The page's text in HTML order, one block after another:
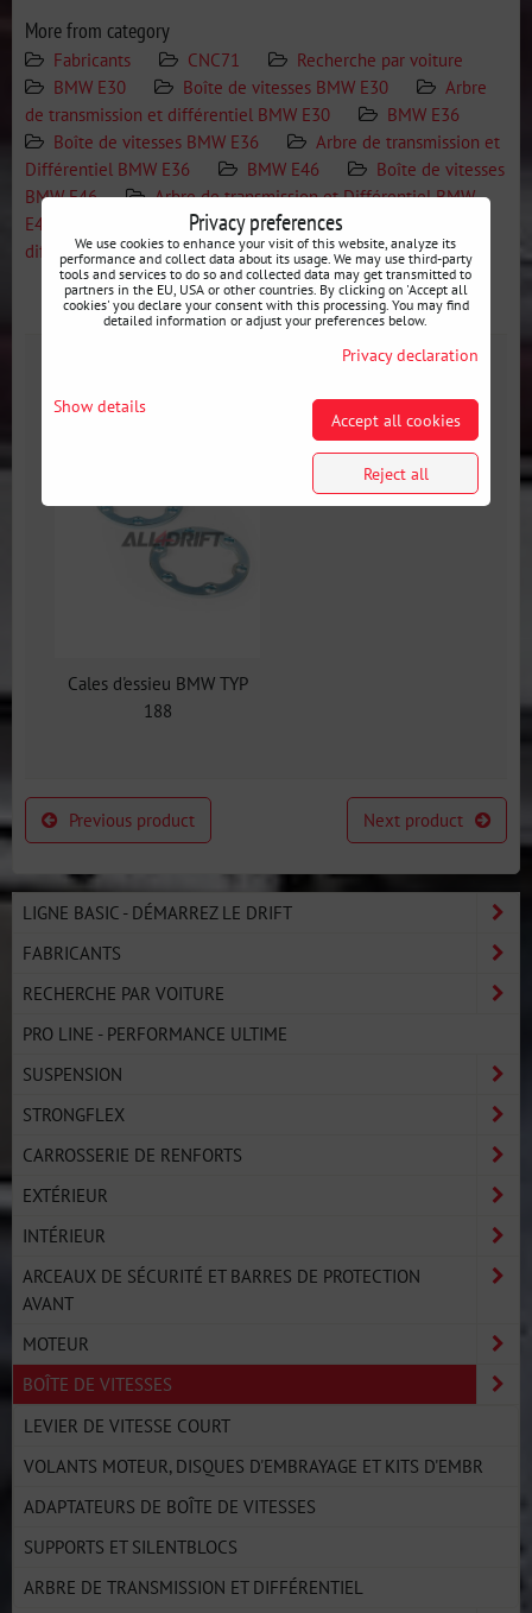
More from category
Fabricants CNC71
Recherche par voiture
BMW E30
Boîte de vitesses BMW E30
Arbre
de transmission et différentiel BMW E30
BMW E36
Boîte de vitesses BMW E36
Arbre de transmission et
Différentiel BMW E36
BMW E46
Boîte de vitesses
BMW E46
Arbre de transmission et Différentiel BMW
E46
Boîte de vitesses
Arbre de transmission et
différentiel
Gallery Additional information
Cales d'essieu BMW TYP
188
Previous product Next product
LIGNE BASIC - DÉMARREZ LE DRIFT
FABRICANTS
RECHERCHE PAR VOITURE
PRO LINE - PERFORMANCE ULTIME
SUSPENSION
STRONGFLEX
CARROSSERIE DE RENFORTS
EXTÉRIEUR
INTÉRIEUR
ARCEAUX DE SÉCURITÉ ET BARRES DE PROTECTION
AVANT
MOTEUR
BOÎTE DE VITESSES
LEVIER DE VITESSE COURT
VOLANTS MOTEUR, DISQUES D'EMBRAYAGE ET KITS D'EMBR
ADAPTATEURS DE BOÎTE DE VITESSES
SUPPORTS ET SILENTBLOCS
ARBRE DE TRANSMISSION ET DIFFÉRENTIEL
Privacy preferences
We use cookies to enhance your visit of this website, analyze its
performance and collect data about its usage. We may use third-party
tools and services to do so and collected data may get transmitted to
partners in the EU, USA or other countries. By clicking on 'Accept all
cookies' you declare your consent with this processing. You may find
detailed information or adjust your preferences below.
Privacy declaration
Show details
Accept all cookies
Reject all